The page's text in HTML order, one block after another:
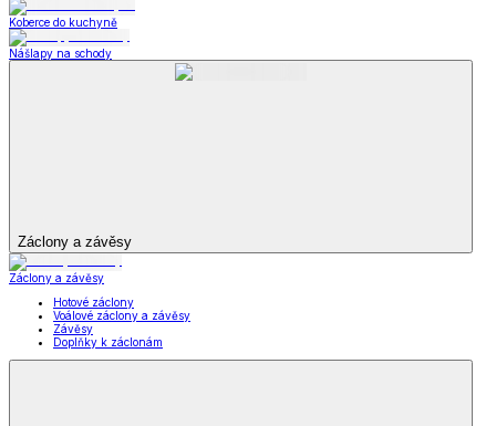
Koberce do kuchyně
Nášlapy na schody
Záclony a závěsy
Záclony a závěsy
Hotové záclony
Voálové záclony a závěsy
Závěsy
Doplňky k záclonám